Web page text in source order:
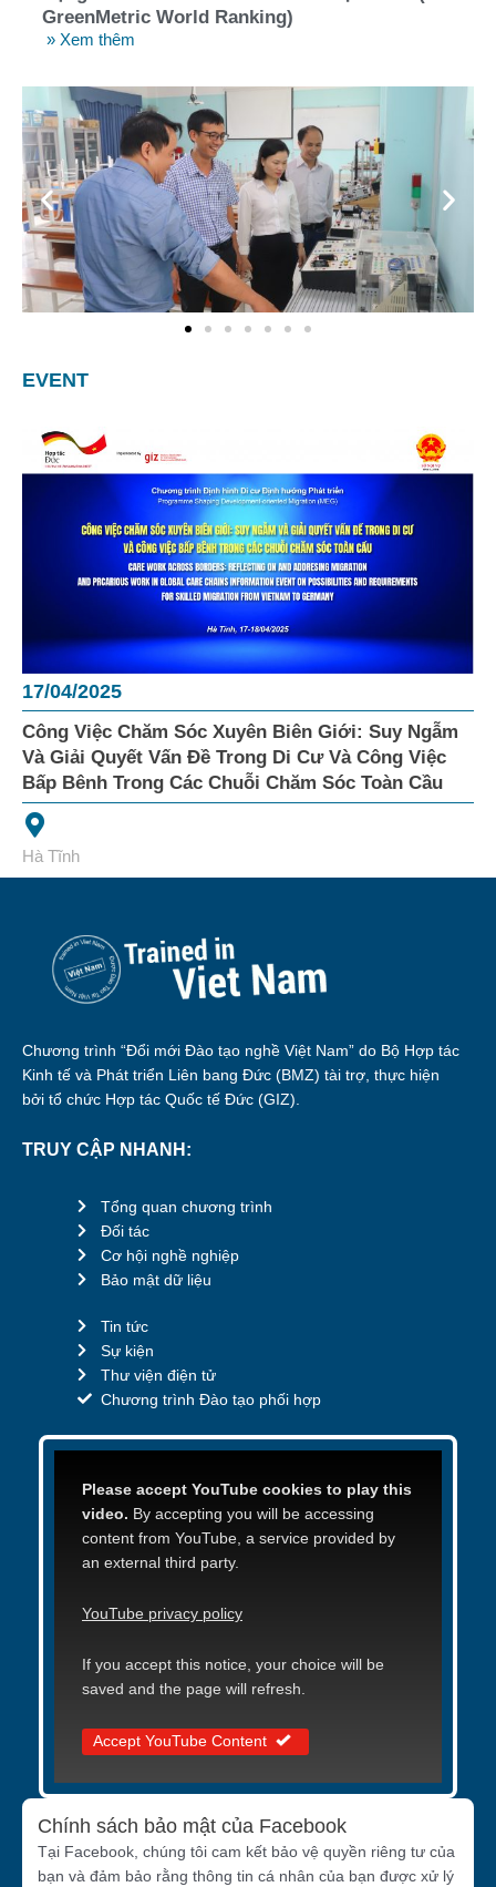
GreenMetric World Ranking)
» Xem thêm
EVENT
17/04/2025
Công Việc Chăm Sóc Xuyên Biên Giới: Suy Ngẫm
Và Giải Quyết Vấn Đề Trong Di Cư Và Công Việc
Bấp Bênh Trong Các Chuỗi Chăm Sóc Toàn Cầu
Hà Tĩnh
Chương trình “Đổi mới Đào tạo nghề Việt Nam” do Bộ Hợp tác
Kinh tế và Phát triển Liên bang Đức (BMZ) tài trợ, thực hiện
bởi tổ chức Hợp tác Quốc tế Đức (GIZ).
TRUY CẬP NHANH:
Tổng quan chương trình
Đối tác
Cơ hội nghề nghiệp
Bảo mật dữ liệu
Tin tức
Sự kiện
Thư viện điện tử
Chương trình Đào tạo phối hợp
Please accept YouTube cookies to play this
video. By accepting you will be accessing
content from YouTube, a service provided by
an external third party.
YouTube privacy policy
If you accept this notice, your choice will be
saved and the page will refresh.
Accept YouTube Content
Chính sách bảo mật của Facebook
Tại Facebook, chúng tôi cam kết bảo vệ quyền riêng tư của
bạn và đảm bảo rằng thông tin cá nhân của bạn được xử lý